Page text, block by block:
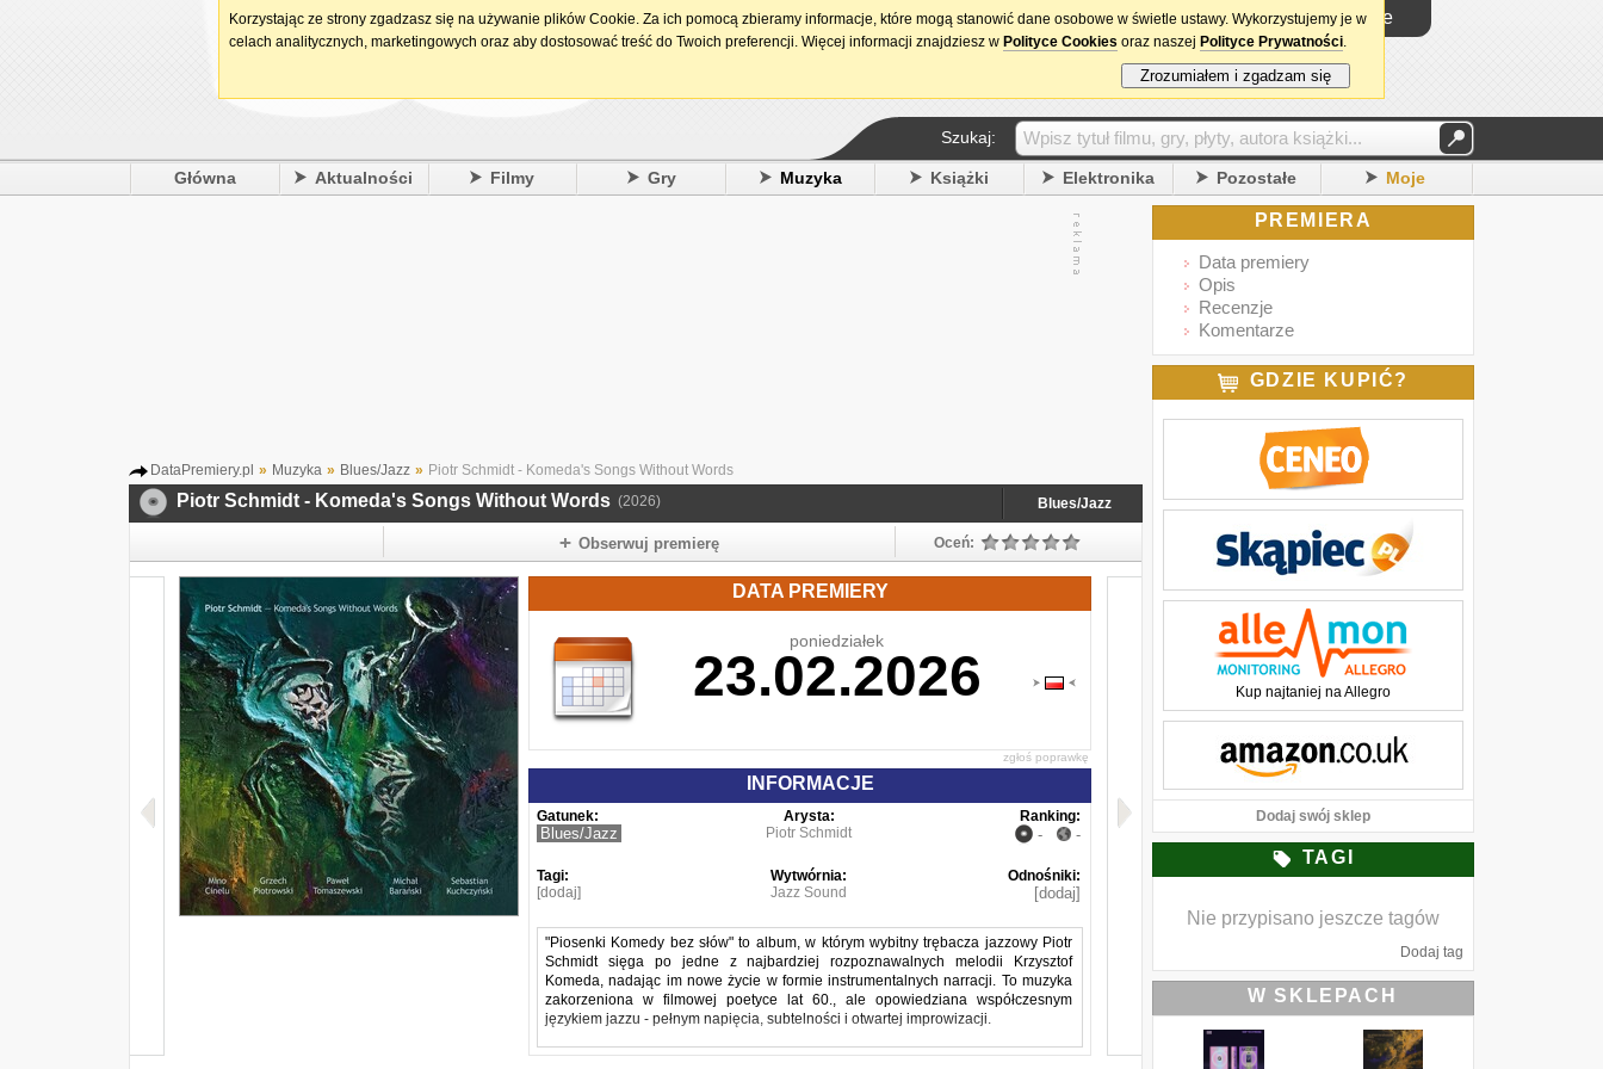
15. urodziny DataPremiery.pl Logowanie
Szukaj:
Główna Aktualności Filmy Gry Muzyka Książki Elektronika Pozostałe Moje
DataPremiery.pl » Muzyka » Blues/Jazz » Piotr Schmidt - Komeda's Songs Without Words
Piotr Schmidt - Komeda's Songs Without Words (2026) Blues/Jazz
Obserwuj premierę Oceń:
DATA PREMIERY
poniedziałek
23.02.2026
zgłoś poprawkę
INFORMACJE
Gatunek:
Blues/Jazz
Arysta:
Piotr Schmidt
Ranking:
- -
Tagi:
[dodaj]
Wytwórnia:
Jazz Sound
Odnośniki:
[dodaj]
"Piosenki Komedy bez słów" to album, w którym wybitny trębacza jazzowy Piotr
Schmidt sięga po jedne z najbardziej rozpoznawalnych melodii Krzysztof
Komeda, nadając im nowe życie w formie instrumentalnych narracji. To muzyka
zakorzeniona w filmowej poetyce lat 60., ale opowiedziana współczesnym
językiem jazzu - pełnym napięcia, subtelności i otwartej improwizacji.
PREMIERA
Data premiery
Opis
Recenzje
Komentarze
GDZIE KUPIĆ?
Kup najtaniej na Allegro
Dodaj swój sklep
TAGI
Nie przypisano jeszcze tagów
Dodaj tag
W SKLEPACH
Korzystając ze strony zgadzasz się na używanie plików Cookie. Za ich pomocą zbieramy informacje, które mogą stanowić dane osobowe w świetle ustawy. Wykorzystujemy je w
celach analitycznych, marketingowych oraz aby dostosować treść do Twoich preferencji. Więcej informacji znajdziesz w Polityce Cookies oraz naszej Polityce Prywatności.
Zrozumiałem i zgadzam się